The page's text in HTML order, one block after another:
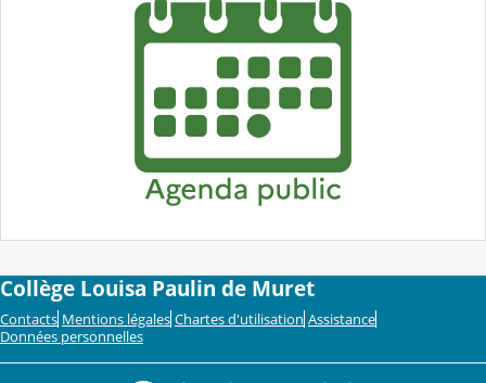
Collège Louisa Paulin de Muret
Contacts Mentions légales Chartes d'utilisation Assistance
Données personnelles